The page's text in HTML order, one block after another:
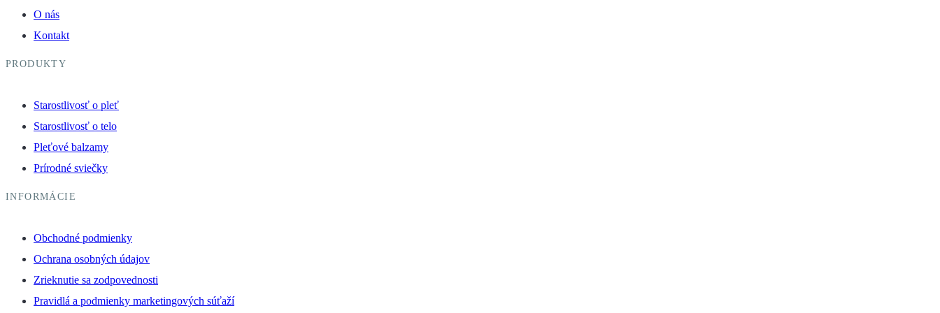
O nás
Kontakt
PRODUKTY
Starostlivosť o pleť
Starostlivosť o telo
Pleťové balzamy
Prírodné sviečky
INFORMÁCIE
Obchodné podmienky
Ochrana osobných údajov
Zrieknutie sa zodpovednosti
Pravidlá a podmienky marketingových súťaží